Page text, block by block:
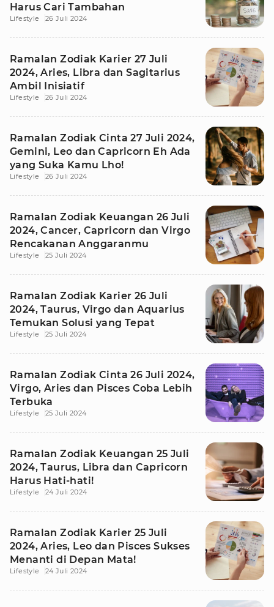
Harus Cari Tambahan
Lifestyle 26 Juli 2024
Ramalan Zodiak Karier 27 Juli
2024, Aries, Libra dan Sagitarius
Ambil Inisiatif
Lifestyle 26 Juli 2024
Ramalan Zodiak Cinta 27 Juli 2024,
Gemini, Leo dan Capricorn Eh Ada
yang Suka Kamu Lho!
Lifestyle 26 Juli 2024
Ramalan Zodiak Keuangan 26 Juli
2024, Cancer, Capricorn dan Virgo
Rencakanan Anggaranmu
Lifestyle 25 Juli 2024
Ramalan Zodiak Karier 26 Juli
2024, Taurus, Virgo dan Aquarius
Temukan Solusi yang Tepat
Lifestyle 25 Juli 2024
Ramalan Zodiak Cinta 26 Juli 2024,
Virgo, Aries dan Pisces Coba Lebih
Terbuka
Lifestyle 25 Juli 2024
Ramalan Zodiak Keuangan 25 Juli
2024, Taurus, Libra dan Capricorn
Harus Hati-hati!
Lifestyle 24 Juli 2024
Ramalan Zodiak Karier 25 Juli
2024, Aries, Leo dan Pisces Sukses
Menanti di Depan Mata!
Lifestyle 24 Juli 2024